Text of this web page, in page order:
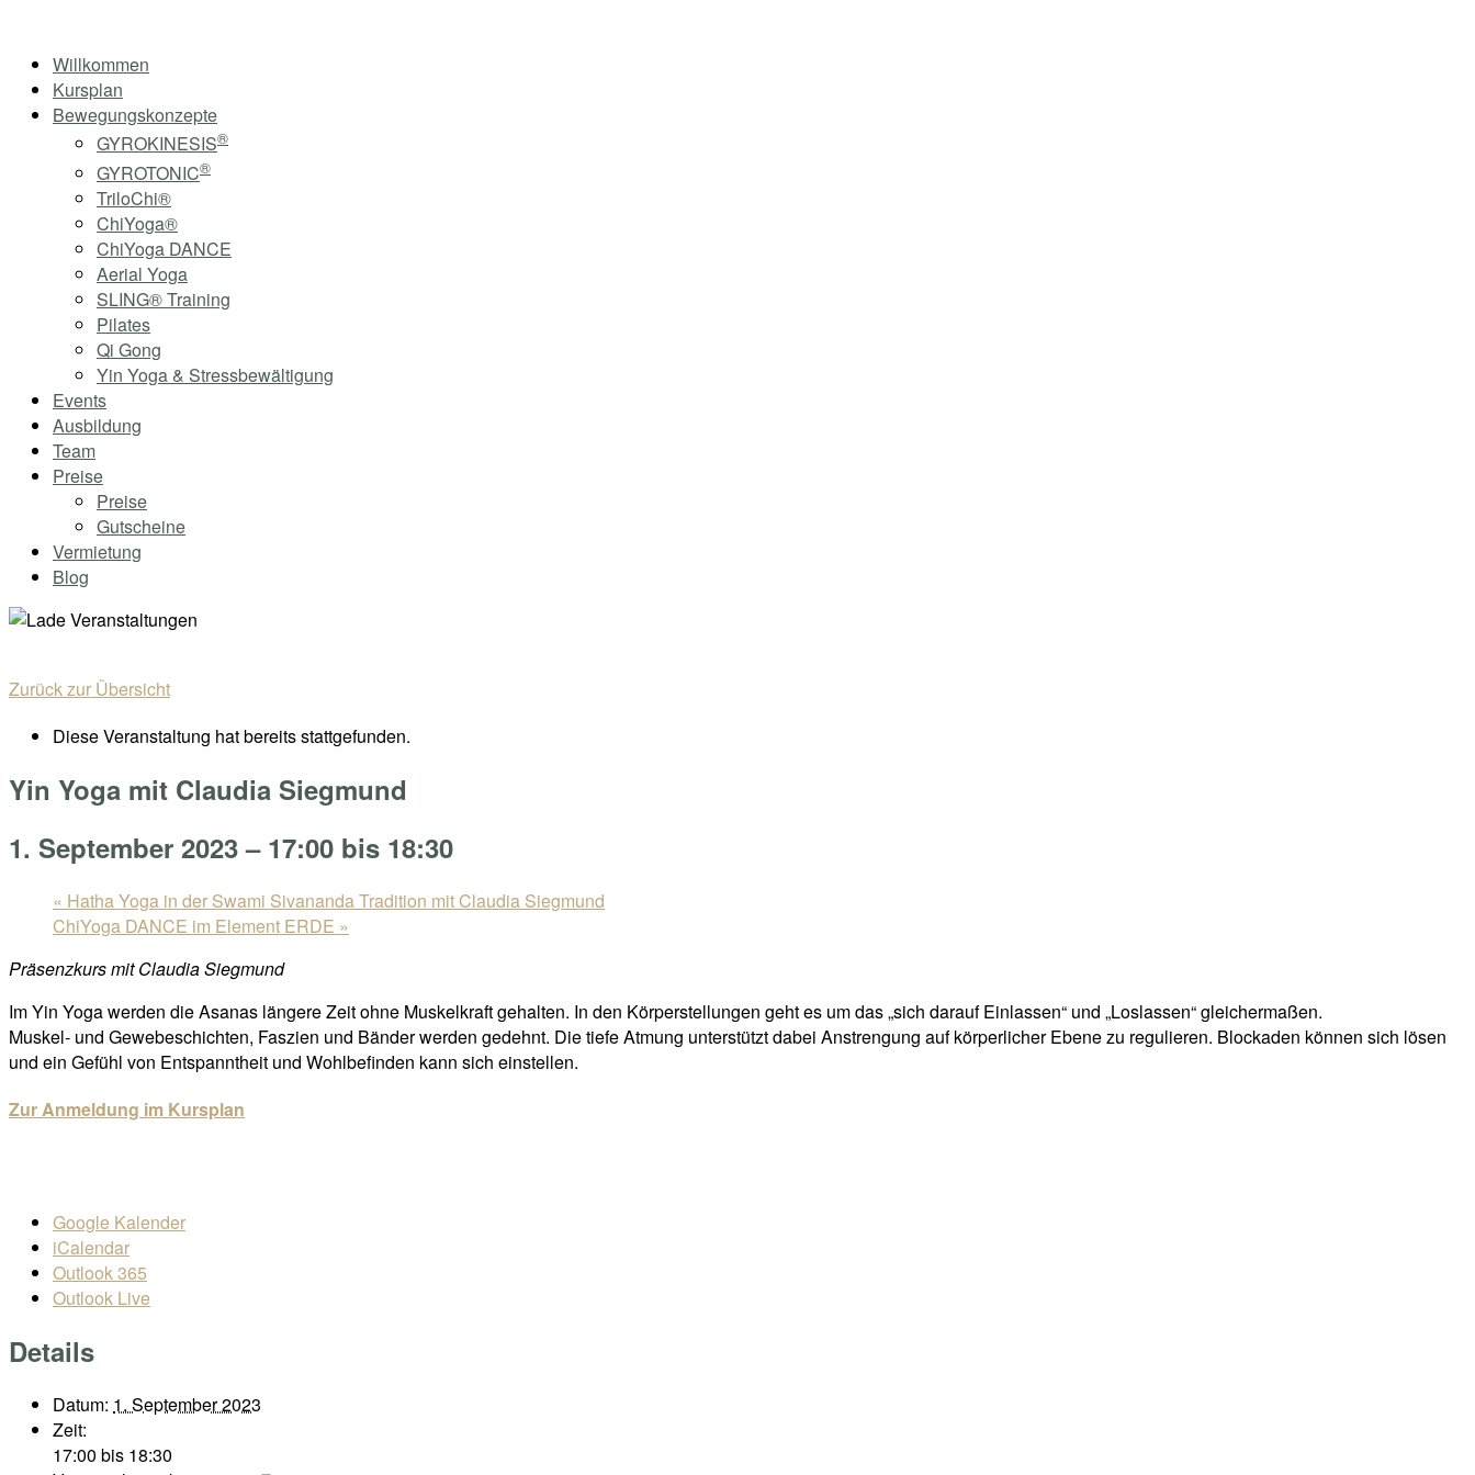
content
Menu Willkommen
Kursplan
Bewegungskonzepte
GYROKINESIS®
GYROTONIC®
TriloChi®
ChiYoga®
ChiYoga DANCE
Aerial Yoga
SLING® Training
Pilates
Qi Gong
Yin Yoga & Stressbewältigung
Events
Ausbildung
Team
Preise
Preise
Gutscheine
Vermietung
Blog
Zurück zur Übersicht
Diese Veranstaltung hat bereits stattgefunden.
Yin Yoga mit Claudia Siegmund
1. September 2023 – 17:00 bis 18:30
« Hatha Yoga in der Swami Sivananda Tradition mit Claudia Siegmund
ChiYoga DANCE im Element ERDE »
Präsenzkurs mit Claudia Siegmund
Im Yin Yoga werden die Asanas längere Zeit ohne Muskelkraft gehalten. In den Körperstellungen geht es um das „sich darauf Einlassen“ und „Loslassen“ gleichermaßen.
Muskel- und Gewebeschichten, Faszien und Bänder werden gedehnt. Die tiefe Atmung unterstützt dabei Anstrengung auf körperlicher Ebene zu regulieren. Blockaden können sich lösen
und ein Gefühl von Entspanntheit und Wohlbefinden kann sich einstellen.
Zur Anmeldung im Kursplan
Google Kalender
iCalendar
Outlook 365
Outlook Live
Details
Datum: 1. September 2023
Zeit:
17:00 bis 18:30